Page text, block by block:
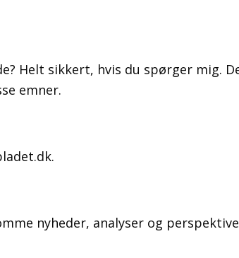
Helt sikkert, hvis du spørger mig.
emner.
nyheder, analyser og